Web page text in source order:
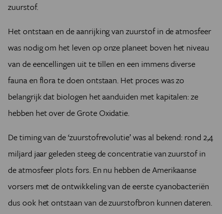
zuurstof.
Het ontstaan en de aanrijking van zuurstof in de atmosfeer
was nodig om het leven op onze planeet boven het niveau
van de eencellingen uit te tillen en een immens diverse
fauna en flora te doen ontstaan. Het proces was zo
belangrijk dat biologen het aanduiden met kapitalen: ze
hebben het over de Grote Oxidatie.
De timing van de ‘zuurstofrevolutie’ was al bekend: rond 2,4
miljard jaar geleden steeg de concentratie van zuurstof in
de atmosfeer plots fors. En nu hebben de Amerikaanse
vorsers met de ontwikkeling van de eerste cyanobacteriën
dus ook het ontstaan van de zuurstofbron kunnen dateren.